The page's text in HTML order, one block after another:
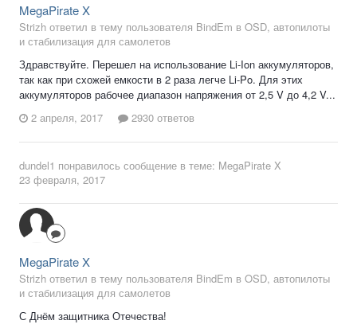
MegaPirate X
Strizh ответил в тему пользователя BindEm в OSD, автопилоты
и стабилизация для самолетов
Здравствуйте. Перешел на использование Li-Ion аккумуляторов,
так как при схожей емкости в 2 раза легче Li-Po. Для этих
аккумуляторов рабочее диапазон напряжения от 2,5 V до 4,2 V...
2 апреля, 2017
2930 ответов
dundel1 понравилось сообщение в теме: MegaPirate X
23 февраля, 2017
MegaPirate X
Strizh ответил в тему пользователя BindEm в OSD, автопилоты
и стабилизация для самолетов
С Днём защитника Отечества!